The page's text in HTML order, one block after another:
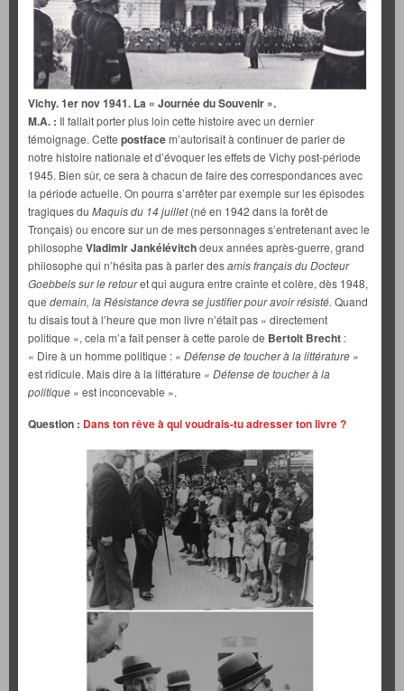
Vichy. 1er nov 1941. La « Journée du Souvenir ».
M.A. : Il fallait porter plus loin cette histoire avec un dernier
témoignage. Cette postfacem’autorisait à continuer de parler de
notre histoire nationale et d’évoquer les effets de Vichy post-période
1945. Bien sûr, ce sera à chacun de faire des correspondances avec
la période actuelle. On pourra s’arrêter par exemple sur les épisodes
tragiques du Maquis du 14 juillet(né en 1942 dans la forêt de
Tronçais) ou encore sur un de mes personnages s’entretenant avec le
philosophe Vladimir Jankélévitchdeux années après-guerre, grand
philosophe qui n’hésita pas à parler desamis français du Docteur
Goebbels sur le retouret qui augura entre crainte et colère, dès 1948,
que demain, la Résistance devra se justifier pour avoir résisté. Quand
tu disais tout à l’heure que mon livre n’était pas « directement
politique », cela m’a fait penser à cette parole de Bertolt Brecht :
« Dire à un homme politique : « Défense de toucher à la littérature »
est ridicule. Mais dire à la littérature « Défense de toucher à la
politique » est inconcevable ».
Question : Dans ton rêve à qui voudrais-tu adresser ton livre ?